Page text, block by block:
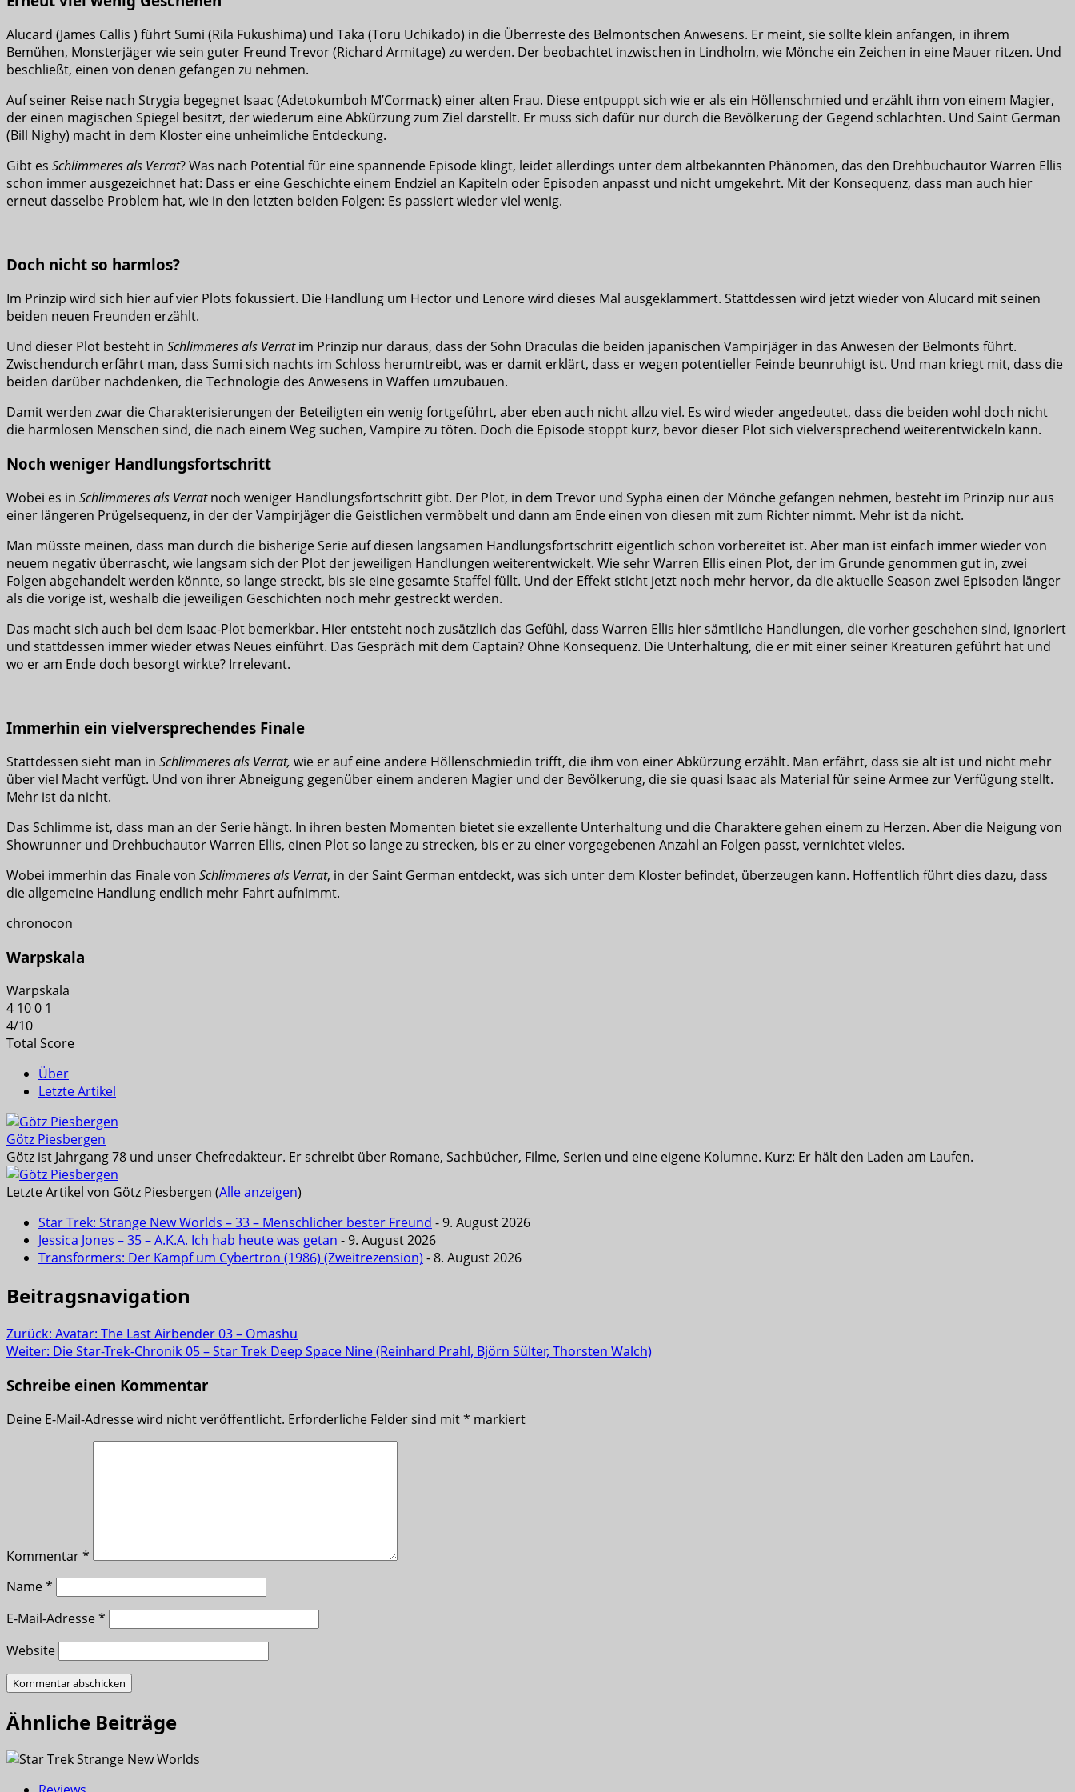
Alucard (James Callis ) führt Sumi (Rila Fukushima) und Taka (Toru Uchikado) in die Überreste des Belmontschen Anwesens. Er meint, sie sollte klein anfangen, in ihrem
Bemühen, Monsterjäger wie sein guter Freund Trevor (Richard Armitage) zu werden. Der beobachtet inzwischen in Lindholm, wie Mönche ein Zeichen in eine Mauer ritzen. Und
beschließt, einen von denen gefangen zu nehmen.
Auf seiner Reise nach Strygia begegnet Isaac (Adetokumboh M’Cormack) einer alten Frau. Diese entpuppt sich wie er als ein Höllenschmied und erzählt ihm von einem Magier,
der einen magischen Spiegel besitzt, der wiederum eine Abkürzung zum Ziel darstellt. Er muss sich dafür nur durch die Bevölkerung der Gegend schlachten. Und Saint German
(Bill Nighy) macht in dem Kloster eine unheimliche Entdeckung.
Gibt es Schlimmeres als Verrat? Was nach Potential für eine spannende Episode klingt, leidet allerdings unter dem altbekannten Phänomen, das den Drehbuchautor Warren Ellis
schon immer ausgezeichnet hat: Dass er eine Geschichte einem Endziel an Kapiteln oder Episoden anpasst und nicht umgekehrt. Mit der Konsequenz, dass man auch hier
erneut dasselbe Problem hat, wie in den letzten beiden Folgen: Es passiert wieder viel wenig.
Doch nicht so harmlos?
Im Prinzip wird sich hier auf vier Plots fokussiert. Die Handlung um Hector und Lenore wird dieses Mal ausgeklammert. Stattdessen wird jetzt wieder von Alucard mit seinen
beiden neuen Freunden erzählt.
Und dieser Plot besteht in Schlimmeres als Verratim Prinzip nur daraus, dass der Sohn Draculas die beiden japanischen Vampirjäger in das Anwesen der Belmonts führt.
Zwischendurch erfährt man, dass Sumi sich nachts im Schloss herumtreibt, was er damit erklärt, dass er wegen potentieller Feinde beunruhigt ist. Und man kriegt mit, dass die
beiden darüber nachdenken, die Technologie des Anwesens in Waffen umzubauen.
Damit werden zwar die Charakterisierungen der Beteiligten ein wenig fortgeführt, aber eben auch nicht allzu viel. Es wird wieder angedeutet, dass die beiden wohl doch nicht
die harmlosen Menschen sind, die nach einem Weg suchen, Vampire zu töten. Doch die Episode stoppt kurz, bevor dieser Plot sich vielversprechend weiterentwickeln kann.
Noch weniger Handlungsfortschritt
Wobei es in Schlimmeres als Verratnoch weniger Handlungsfortschritt gibt. Der Plot, in dem Trevor und Sypha einen der Mönche gefangen nehmen, besteht im Prinzip nur aus
einer längeren Prügelsequenz, in der der Vampirjäger die Geistlichen vermöbelt und dann am Ende einen von diesen mit zum Richter nimmt. Mehr ist da nicht.
Man müsste meinen, dass man durch die bisherige Serie auf diesen langsamen Handlungsfortschritt eigentlich schon vorbereitet ist. Aber man ist einfach immer wieder von
neuem negativ überrascht, wie langsam sich der Plot der jeweiligen Handlungen weiterentwickelt. Wie sehr Warren Ellis einen Plot, der im Grunde genommen gut in, zwei
Folgen abgehandelt werden könnte, so lange streckt, bis sie eine gesamte Staffel füllt. Und der Effekt sticht jetzt noch mehr hervor, da die aktuelle Season zwei Episoden länger
als die vorige ist, weshalb die jeweiligen Geschichten noch mehr gestreckt werden.
Das macht sich auch bei dem Isaac-Plot bemerkbar. Hier entsteht noch zusätzlich das Gefühl, dass Warren Ellis hier sämtliche Handlungen, die vorher geschehen sind, ignoriert
und stattdessen immer wieder etwas Neues einführt. Das Gespräch mit dem Captain? Ohne Konsequenz. Die Unterhaltung, die er mit einer seiner Kreaturen geführt hat und
wo er am Ende doch besorgt wirkte? Irrelevant.
Immerhin ein vielversprechendes Finale
Stattdessen sieht man in Schlimmeres als Verrat, wie er auf eine andere Höllenschmiedin trifft, die ihm von einer Abkürzung erzählt. Man erfährt, dass sie alt ist und nicht mehr
über viel Macht verfügt. Und von ihrer Abneigung gegenüber einem anderen Magier und der Bevölkerung, die sie quasi Isaac als Material für seine Armee zur Verfügung stellt.
Mehr ist da nicht.
Das Schlimme ist, dass man an der Serie hängt. In ihren besten Momenten bietet sie exzellente Unterhaltung und die Charaktere gehen einem zu Herzen. Aber die Neigung von
Showrunner und Drehbuchautor Warren Ellis, einen Plot so lange zu strecken, bis er zu einer vorgegebenen Anzahl an Folgen passt, vernichtet vieles.
Wobei immerhin das Finale von Schlimmeres als Verrat, in der Saint German entdeckt, was sich unter dem Kloster befindet, überzeugen kann. Hoffentlich führt dies dazu, dass
die allgemeine Handlung endlich mehr Fahrt aufnimmt.
chronocon
Warpskala
Warpskala
4 100 1
4/10
Total Score
Über
Letzte Artikel
Götz Piesbergen
Götz ist Jahrgang 78 und unser Chefredakteur. Er schreibt über Romane, Sachbücher, Filme, Serien und eine eigene Kolumne. Kurz: Er hält den Laden am Laufen.
Letzte Artikel von Götz Piesbergen (Alle anzeigen)
Star Trek: Strange New Worlds – 33 – Menschlicher bester Freund - 9. August 2026
Jessica Jones – 35 – A.K.A. Ich hab heute was getan - 9. August 2026
Transformers: Der Kampf um Cybertron (1986) (Zweitrezension) - 8. August 2026
Beitragsnavigation
Zurück: Avatar: The Last Airbender 03 – Omashu
Weiter: Die Star-Trek-Chronik 05 – Star Trek Deep Space Nine (Reinhard Prahl, Björn Sülter, Thorsten Walch)
Schreibe einen Kommentar
Deine E-Mail-Adresse wird nicht veröffentlicht. Erforderliche Felder sind mit* markiert
Kommentar*
Name*
E-Mail-Adresse*
Website
Ähnliche Beiträge